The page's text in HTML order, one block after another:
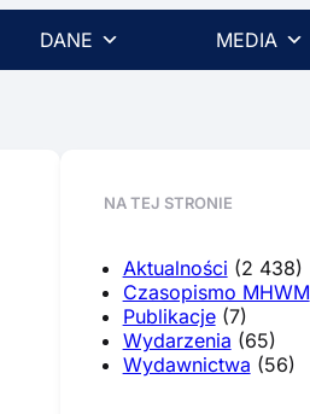
DANE MEDIA
NA TEJ STRONIE
Aktualności (2 438)
Czasopismo MHWM
Publikacje(7)
Wydarzenia (65)
Wydawnictwa (56)